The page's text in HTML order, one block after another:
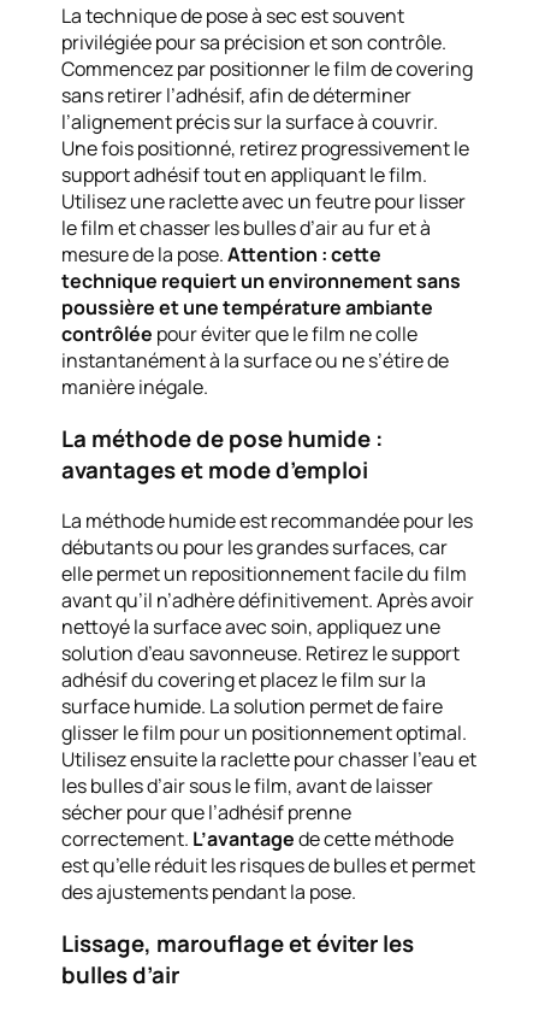
La technique de pose à sec est souvent
privilégiée pour sa précision et son contrôle.
Commencez par positionner le film de covering
sans retirer l’adhésif, afin de déterminer
l’alignement précis sur la surface à couvrir.
Une fois positionné, retirez progressivement le
support adhésif tout en appliquant le film.
Utilisez une raclette avec un feutre pour lisser
le film et chasser les bulles d’air au fur et à
mesure de la pose.Attention : cette
technique requiert un environnement sans
poussière et une température ambiante
contrôlée pour éviter que le film ne colle
instantanément à la surface ou ne s’étire de
manière inégale.
La méthode de pose humide :
avantages et mode d’emploi
La méthode humide est recommandée pour les
débutants ou pour les grandes surfaces, car
elle permet un repositionnement facile du film
avant qu’il n’adhère définitivement. Après avoir
nettoyé la surface avec soin, appliquez une
solution d’eau savonneuse. Retirez le support
adhésif du covering et placez le film sur la
surface humide. La solution permet de faire
glisser le film pour un positionnement optimal.
Utilisez ensuite la raclette pour chasser l’eau et
les bulles d’air sous le film, avant de laisser
sécher pour que l’adhésif prenne
correctement. L’avantagede cette méthode
est qu’elle réduit les risques de bulles et permet
des ajustements pendant la pose.
Lissage, marouflage et éviter les
bulles d’air